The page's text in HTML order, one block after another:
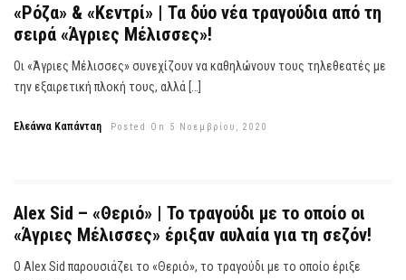
«Ρόζα» & «Κεντρί» | Τα δύο νέα τραγούδια από τη
σειρά «Άγριες Μέλισσες»!
Οι «Άγριες Μέλισσες» συνεχίζουν να καθηλώνουν τους τηλεθεατές με
την εξαιρετική πλοκή τους, αλλά […]
Ελεάννα Καπάνταη Posted On 5 Νοεμβρίου, 2020
Alex Sid – «Θεριό» | Το τραγούδι με το οποίο οι
«Άγριες Μέλισσες» έριξαν αυλαία για τη σεζόν!
Ο Alex Sid παρουσιάζει το «Θεριό», το τραγούδι με το οποίο έριξε